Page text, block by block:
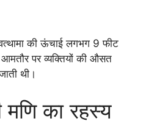
की ऊंचाई लगभग 9 फीट
आमतौर पर व्यक्तियों की औसत
थी।
मणि का रहस्य